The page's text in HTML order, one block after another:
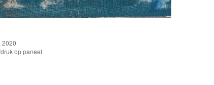
2020
op paneel